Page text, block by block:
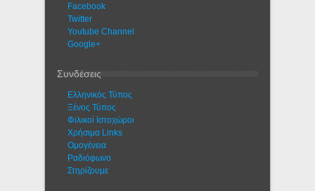
Facebook
Twitter
Youtube Channel
Google+
Συνδέσεις
Ελληνικός Τύπος
Ξένος Τύπος
Φιλικοί Ιστοχώροι
Χρήσιμα Links
Ομογένεια
Ραδιόφωνο
Στηρίζουμε